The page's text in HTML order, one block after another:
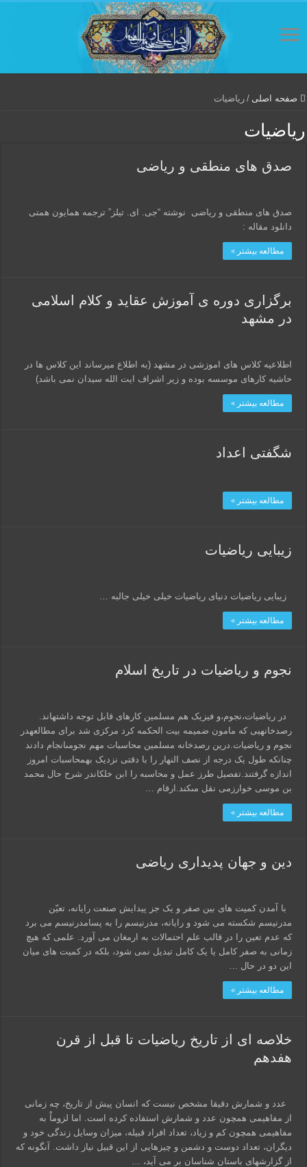
صفحه اصلی / ریاضیات
ریاضیات
صدق های منطقی و ریاضی
صدق های منطقی و ریاضی نوشته “جی. ای. تیلز” ترجمه همایون همتی
دانلود مقاله :
مطالعه بیشتر »
برگزاری دوره ی آموزش عقاید و کلام اسلامی
در مشهد
اطلاعیه کلاس های اموزشی در مشهد (به اطلاع میرساند این کلاس ها در
حاشیه کارهای موسسه بوده و زیر اشراف ایت الله سیدان نمی باشد)
مطالعه بیشتر »
شگفتی اعداد
مطالعه بیشتر »
زیبایی ریاضیات
زیبایی ریاضیات دنیای ریاضیات خیلی خیلی جالبه …
مطالعه بیشتر »
نجوم و ریاضیات در تاریخ اسلام
در ریاضیات،نجوم،و فیزیک هم مسلمین کارهاى قابل توجه داشته‏اند.
رصدخانه‏یى که مامون ضمیمه بیت الحکمه کرد مرکزى شد براى مطالعه‏در
نجوم و ریاضیات.درین رصدخانه مسلمین محاسبات مهم نجومى‏انجام دادند
چنانکه طول یک درجه از نصف النهار را با دقتى نزدیک به‏محاسبات امروز
اندازه گرفتند.تفصیل طرز عمل و محاسبه را ابن خلکان‏در شرح حال محمد
بن موسى خوارزمى نقل مى‏کند.ارقام …
مطالعه بیشتر »
دین و جهان پدیداری ریاضی
با آمدن کمیت های بین صفر و یک جز پیدایش صنعت رایانه، تعیّن
مدرنیسم شکسته می شود و رایانه، مدرنیسم را به پسامدرنیسم می برد
که عدم تعین را در قالب علم احتمالات به ارمغان می آورد. علمی که هیچ
زمانی به صفر کامل یا یک کامل تبدیل نمی شود، بلکه در کمیت های میان
این دو در حال …
مطالعه بیشتر »
خلاصه ای از تاریخ ریاضیات تا قبل از قرن
هفدهم
عدد و شمارش دقیقا مشخص نیست که انسان پیش از تاریخ، چه زمانی
از مفاهیمی همچون عدد و شمارش استفاده کرده است. اما لزوماْ به
مفاهیمی همچون کم و زیاد، تعداد افراد قبیله، میزان وسایل زندگی خود و
دیگران، تعداد دوست و دشمن و چیزهایی از این قبیل نیاز داشت. آنگونه که
از گزارشهای باستان شناسان بر می آید، …